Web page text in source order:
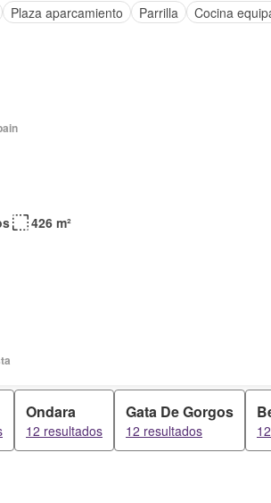
Plaza aparcamiento Parrilla Cocina
426 m²
Ondara
12 resultados
Gata De Gorgos
12 resultados